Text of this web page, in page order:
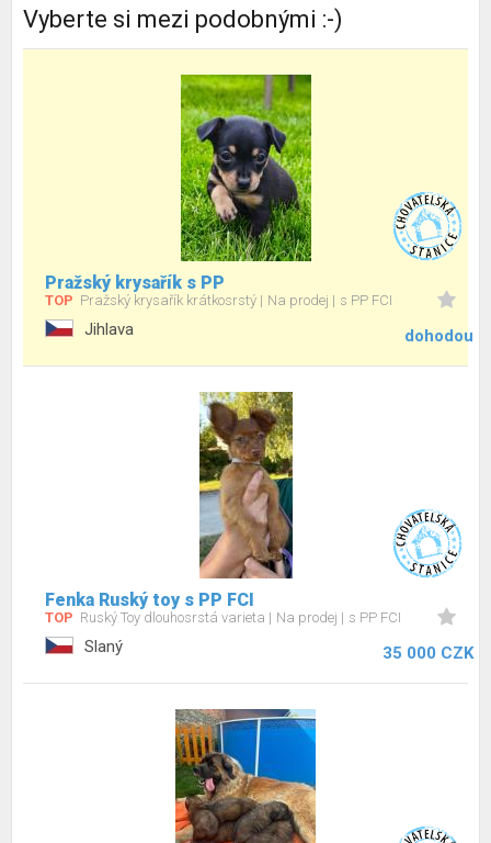
Vyberte si mezi podobnými :-)
Pražský krysařík s PP
TOP Pražský krysařík krátkosrstý Na prodej s PP FCI
Jihlava dohodou
Fenka Ruský toy s PP FCI
TOP Ruský Toy dlouhosrstá varieta Na prodej s PP FCI
Slaný 35 000 CZK